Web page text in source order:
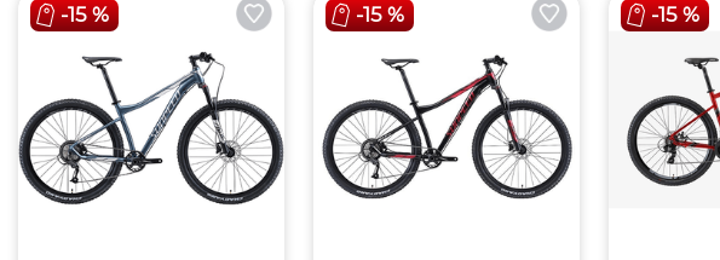
-15 % -15 % -15 %